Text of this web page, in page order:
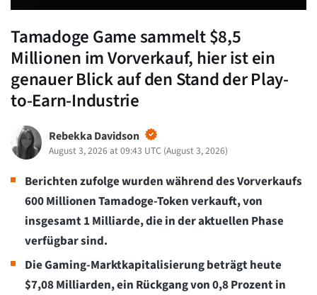
Tamadoge Game sammelt $8,5
Millionen im Vorverkauf, hier ist ein
genauer Blick auf den Stand der Play-
to-Earn-Industrie
Rebekka Davidson
August 3, 2026 at 09:43 UTC (August 3, 2026)
Berichten zufolge wurden während des Vorverkaufs
600 Millionen Tamadoge-Token verkauft, von
insgesamt 1 Milliarde, die in der aktuellen Phase
verfügbar sind.
Die Gaming-Marktkapitalisierung beträgt heute
$7,08 Milliarden, ein Rückgang von 0,8 Prozent in